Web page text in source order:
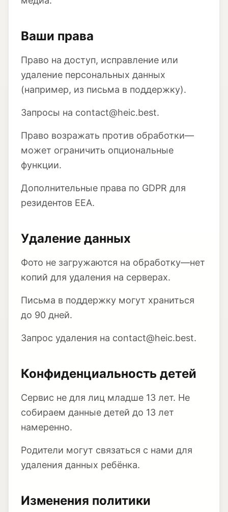
Ваши права
Право на доступ, исправление или
удаление персональных данных
(например, из письма в поддержку).
Запросы на contact@heic.best.
Право возражать против обработки—
может ограничить опциональные
функции.
Дополнительные права по GDPR для
резидентов EEA.
Удаление данных
Фото не загружаются на обработку—нет
копий для удаления на серверах.
Письма в поддержку могут храниться
до 90 дней.
Запрос удаления на contact@heic.best.
Конфиденциальность детей
Сервис не для лиц младше 13 лет. Не
собираем данные детей до 13 лет
намеренно.
Родители могут связаться с нами для
удаления данных ребёнка.
Изменения политики